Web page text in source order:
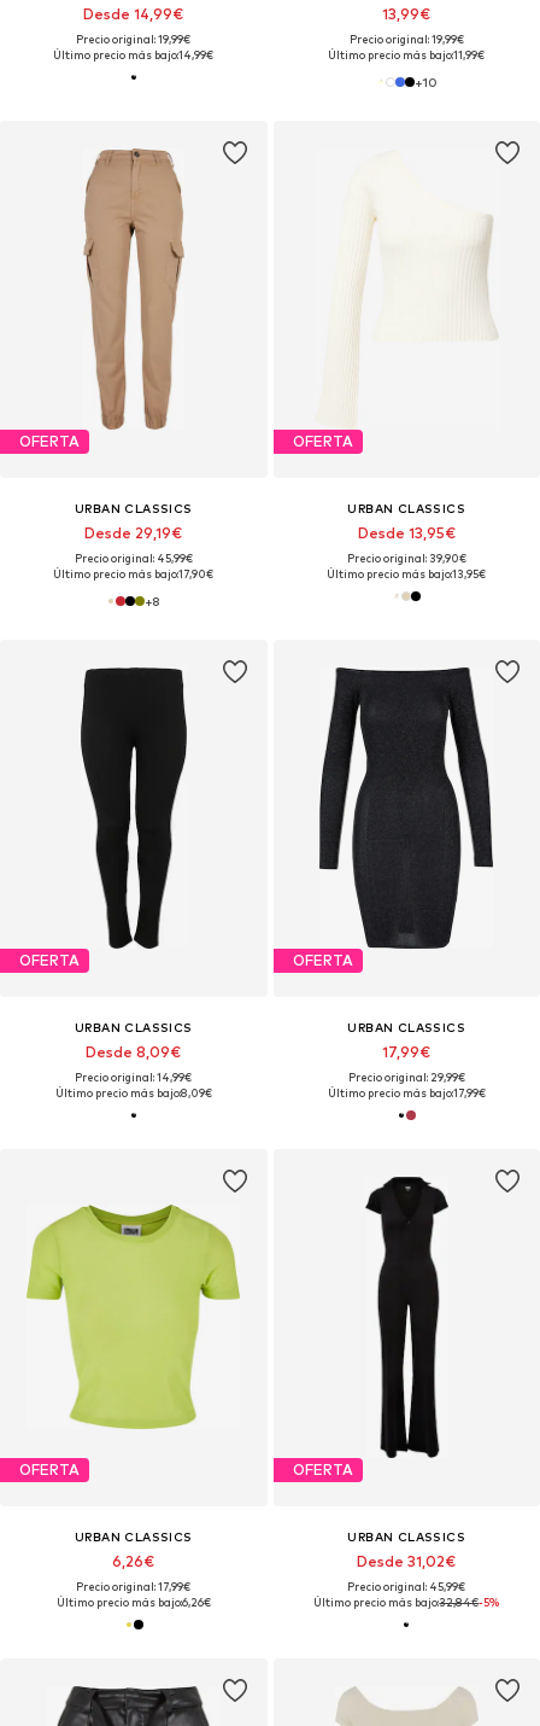
Desde 14,99€
Precio original: 19,99€
Último precio más bajo:14,99€
13,99€
Precio original: 19,99€
Último precio más bajo:11,99€
+10
OFERTA
URBAN CLASSICS
Desde 29,19€
Precio original: 45,99€
Último precio más bajo:17,90€
+8
OFERTA
URBAN CLASSICS
Desde 13,95€
Precio original: 39,90€
Último precio más bajo:13,95€
OFERTA
URBAN CLASSICS
Desde 8,09€
Precio original: 14,99€
Último precio más bajo:8,09€
OFERTA
URBAN CLASSICS
17,99€
Precio original: 29,99€
Último precio más bajo:17,99€
OFERTA
URBAN CLASSICS
6,26€
Precio original: 17,99€
Último precio más bajo:6,26€
OFERTA
URBAN CLASSICS
Desde 31,02€
Precio original: 45,99€
Último precio más bajo:32,84€-5%